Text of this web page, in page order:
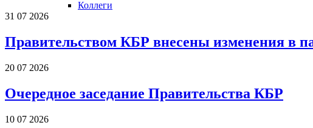
Коллеги
31 07 2026
Правительством КБР внесены изменения в
20 07 2026
Очередное заседание Правительства КБР
10 07 2026